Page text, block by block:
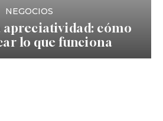
NEGOCIOS
apreciatividad: cómo
lo que funciona